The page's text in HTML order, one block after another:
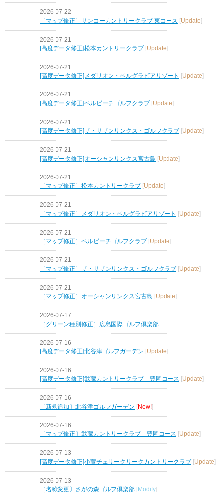
2026-07-22
［マップ修正］サンコーカントリークラブ 東コース [Update]
2026-07-21
[高度データ修正]松本カントリークラブ [Update]
2026-07-21
[高度データ修正]メダリオン・ベルグラビアリゾート
Update
2026-07-21
[高度データ修正]ベルビーチゴルフクラブ [Update]
2026-07-21
[高度データ修正]ザ・サザンリンクス・ゴルフクラブ
Update
2026-07-21
[高度データ修正]オーシャンリンクス宮古島 [Update]
2026-07-21
［マップ修正］松本カントリークラブ
Update
2026-07-21
［マップ修正］メダリオン・ベルグラビアリゾート
[Update]
2026-07-21
［マップ修正］ベルビーチゴルフクラブ [Update]
2026-07-21
［マップ修正］ザ・サザンリンクス・ゴルフクラブ [Update]
2026-07-21
［マップ修正］オーシャンリンクス宮古島 [Update]
2026-07-17
［グリーン種別修正］広島国際ゴルフ倶楽部
2026-07-16
[高度データ修正]北谷津ゴルフガーデン [Update]
2026-07-16
[高度データ修正]武蔵カントリークラブ 豊岡コース
Update
2026-07-16
［新規追加〕北谷津ゴルフガーデン [New!]
2026-07-16
［マップ修正〕武蔵カントリークラブ 豊岡コース
Update
2026-07-13
[高度データ修正]小萱チェリークリークカントリークラブ [Update]
2026-07-13
［名称変更〕さがの森ゴルフ倶楽部
Modify